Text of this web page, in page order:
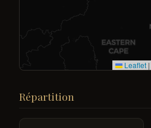
Leaflet |
Répartition